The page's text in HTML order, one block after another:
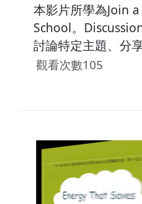
本影片所學為Join
School。
討論特定主題、分
group對學習英文
論可以練習口說能
文能力的好處並利
的理解程度。
觀看次數105